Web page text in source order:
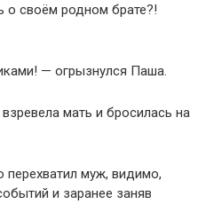
о своём родном брате?!
— огрызнулся Паша.
мать и бросилась на
муж, видимо,
и заранее заняв